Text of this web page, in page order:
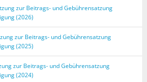
zur Beitrags- und Gebührensatzung
(2026)
zur Beitrags- und Gebührensatzung
(2025)
zur Beitrags- und Gebührensatzung
(2024)